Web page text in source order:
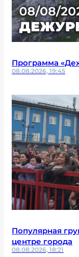
Программа
08.08.2026, 19:45
Популярная
центре города
08.08.2026, 18:21